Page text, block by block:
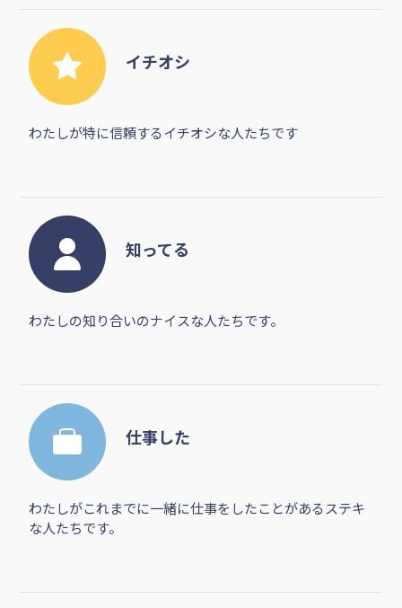
イチオシ
わたしが特に信頼するイチオシな人たちです
知ってる
わたしの知り合いのナイスな人たちです。
仕事した
わたしがこれまでに一緒に仕事をしたことがあるステキ
な人たちです。